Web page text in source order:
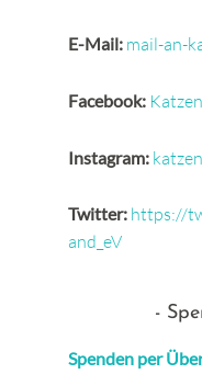
E-Mail: mail-an-
Facebook:
Instagram:
Twitter: https://
and_eV
Spenden per